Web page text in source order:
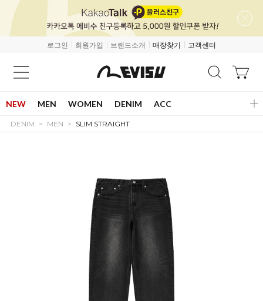
로그인 회원가입 브랜드소개 매장찾기 고객센터
NEW MEN WOMEN DENIM ACC
DENIM MEN SLIM STRAIGHT